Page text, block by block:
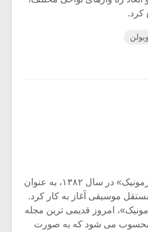
کرد.
ویولن
مجله آنلاین «گفتگوی هارمونیک» در سال ۱۳۸۲، به عنوان
موسیقی آغاز به کار کرد.
امروز قدیمی ترین مجله
محسوب می شود که به صورت